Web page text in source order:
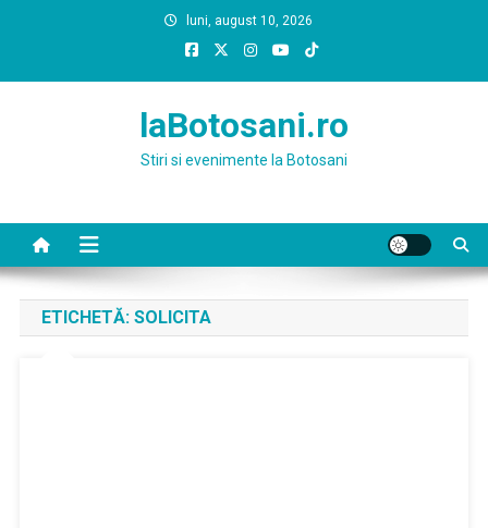
luni, august 10, 2026
laBotosani.ro
Stiri si evenimente la Botosani
ETICHETĂ: SOLICITA